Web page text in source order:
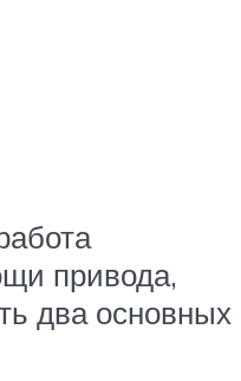
привода,
два основных